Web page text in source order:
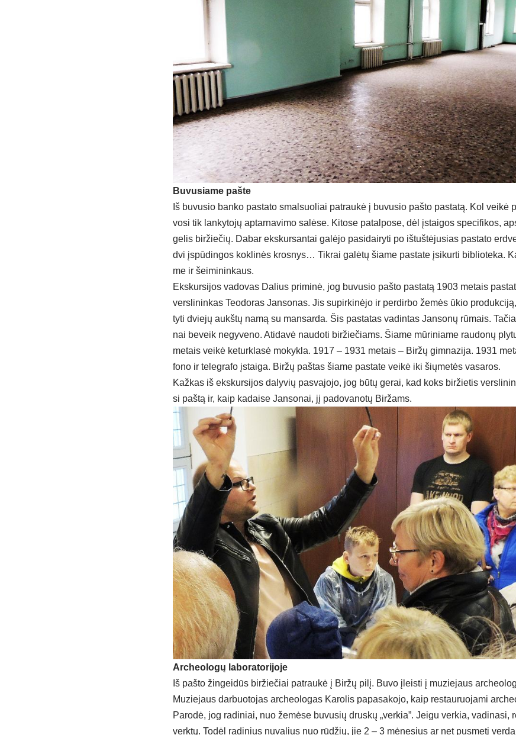
Bu­vu­sia­me pa­šte
Iš bu­vu­sio ban­ko pa­sta­to smal­suo­liai pa­trau­kė į bu­vu­sio pa­što pa­sta­tą. Kol
vo­si tik lan­ky­to­jų ap­tar­na­vi­mo sa­lė­se. Ki­to­se pa­tal­po­se, dėl įstai­gos spe­ci­fi­kos,
ge­lis bir­žie­čių. Da­bar eks­kur­san­tai ga­lė­jo pa­si­dai­ry­ti po iš­tuš­tė­ju­sias pa­sta­to
dvi įspū­din­gos kok­li­nės kros­nys… Tik­rai ga­lė­tų šia­me pa­sta­te įsi­kur­ti bib­lio­te­ka.
me ir šei­mi­nin­kaus.
Eks­kur­si­jos va­do­vas Da­lius pri­mi­nė, jog bu­vu­sio pa­što pa­sta­tą 1903 me­tais
vers­li­nin­kas Teo­do­ras Jan­so­nas. Jis su­pir­ki­nė­jo ir per­dir­bo že­mės ūkio
ty­ti dvie­jų aukš­tų na­mą su man­sar­da. Šis pa­sta­tas va­din­tas Jan­so­nų rū­mais.
nai be­veik ne­gy­ve­no. Ati­da­vė nau­do­ti bir­žie­čiams. Šia­me mū­ri­nia­me rau­do­nų
me­tais vei­kė ke­turk­la­sė mo­kyk­la. 1917 – 1931 me­tais – Bir­žų gim­na­zi­ja. 1931
fo­no ir te­leg­ra­fo įstai­ga. Bir­žų pa­štas šia­me pa­sta­te vei­kė iki šių­me­tės va­sa­ros.
Kaž­kas iš eks­kur­si­jos da­ly­vių pa­sva­jo­jo, jog bū­tų ge­rai, kad koks bir­žie­tis
si pa­štą ir, kaip ka­dai­se Jan­so­nai, jį pa­do­va­no­tų Bir­žams.
Ar­cheo­lo­gų la­bo­ra­to­ri­jo­je
Iš pa­što žin­gei­dūs bir­žie­čiai pa­trau­kė į Bir­žų pi­lį. Bu­vo įleis­ti į mu­zie­jaus
Mu­zie­jaus dar­buo­to­jas ar­cheo­lo­gas Ka­ro­lis pa­pa­sa­ko­jo, kaip res­tau­ruo­ja­mi
Pa­ro­dė, jog ra­di­niai, nuo že­mė­se bu­vu­sių drus­kų „ver­kia”. Jei­gu ver­kia,
verk­tų. To­dėl ra­di­nius nu­va­lius nuo rū­džių, jie 2 – 3 mė­ne­sius ar net pus­me­tį